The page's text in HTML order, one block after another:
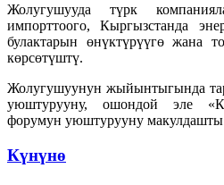
Жолугушууда түрк
импорттоого, Кыргызстанда
булактарын өнүктүрүүгө жана
көрсөтүштү.
Жолугушуунун жыйынтыгында
уюштурууну, ошондой эле
форумун уюштурууну
Күнүнө